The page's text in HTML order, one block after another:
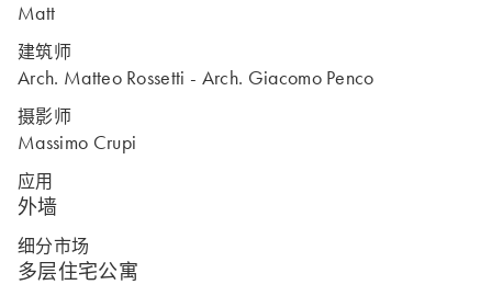
Matt
建筑师
Arch. Matteo Rossetti - Arch. Giacomo Penco
摄影师
Massimo Crupi
应用
外墙
细分市场
多层住宅公寓